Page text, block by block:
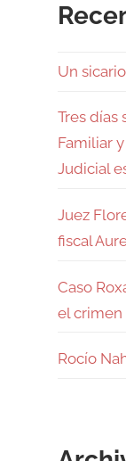
Un
Tres días
Familiar
Judicial
Juez
fiscal
Caso
el crimen
Rocío